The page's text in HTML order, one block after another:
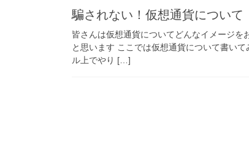
騙されない！仮想通貨について
皆さんは仮想通貨についてどんなイメージ
と思います ここでは仮想通貨について書い
ル上でやり […]